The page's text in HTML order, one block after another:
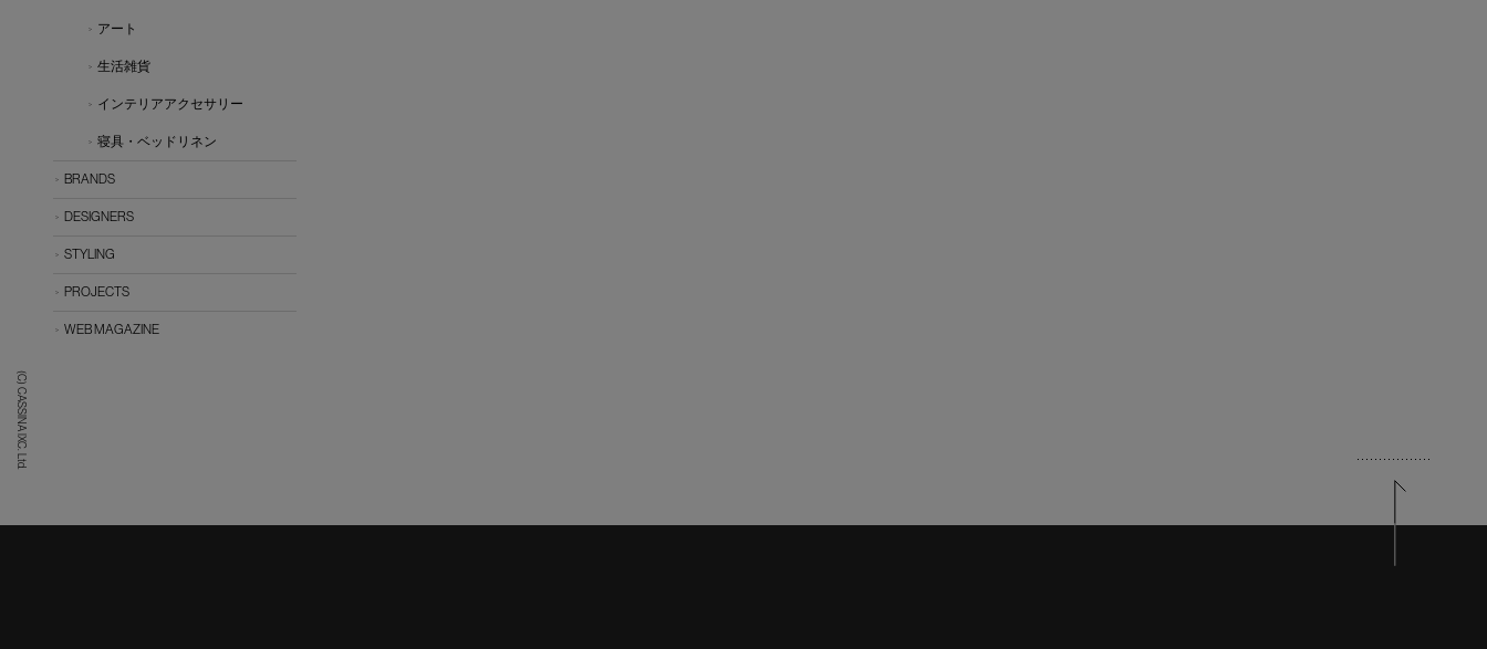
(C) CASSINA IXC. Ltd.
アート
生活雑貨
インテリアアクセサリー
寝具・ベッドリネン
BRANDS
DESIGNERS
STYLING
PROJECTS
WEB MAGAZINE